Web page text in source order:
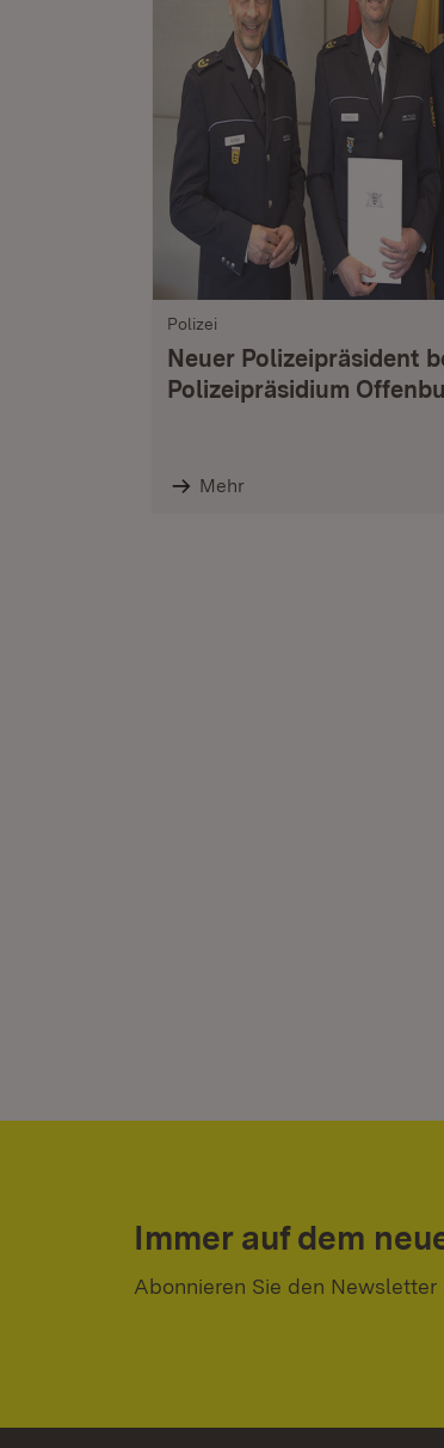
Polizei
Neuer Polizeipräsident
Polizeipräsidium
Mehr
Immer auf dem
Abonnieren Sie den Newsletter